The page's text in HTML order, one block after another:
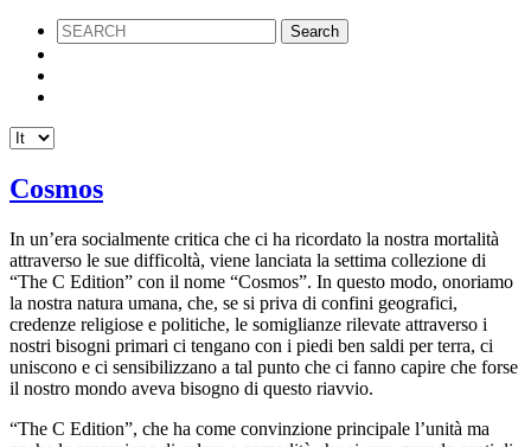
SEARCH
Cosmos
In un’era socialmente critica che ci ha ricordato la nostra mortalità
attraverso le sue difficoltà, viene lanciata la settima collezione di
“The C Edition” con il nome “Cosmos”. In questo modo, onoriamo
la nostra natura umana, che, se si priva di confini geografici,
credenze religiose e politiche, le somiglianze rilevate attraverso i
nostri bisogni primari ci tengano con i piedi ben saldi per terra, ci
uniscono e ci sensibilizzano a tal punto che ci fanno capire che forse
il nostro mondo aveva bisogno di questo riavvio.
“The C Edition”, che ha come convinzione principale l’unità ma